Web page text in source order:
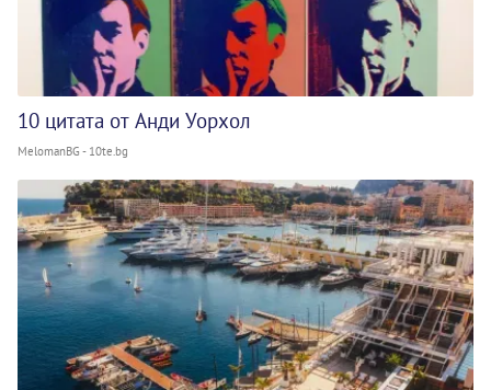
10 цитата от Анди Уорхол
MelomanBG - 10te.bg